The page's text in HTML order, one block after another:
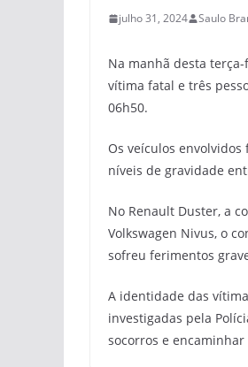
julho 31, 2024 Saulo
Na manhã desta
vítima fatal e três
06h50.
Os veículos
níveis de gravidade
No Renault Duster, a
Volkswagen Nivus, o
sofreu ferimentos
A identidade das
investigadas pela
socorros e